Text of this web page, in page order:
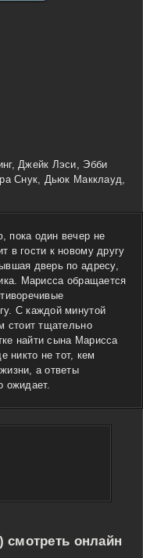
Джейк Лэси, Эбби
Снук, Дьюк Макклауд,
пока один вечер не
в гости к новому другу
дверь по адресу,
Марисса обращается
С каждой минутой
стоит тщательно
найти сына Марисса
никто не тот, кем
а ответы
ожидает.
смотреть онлайн